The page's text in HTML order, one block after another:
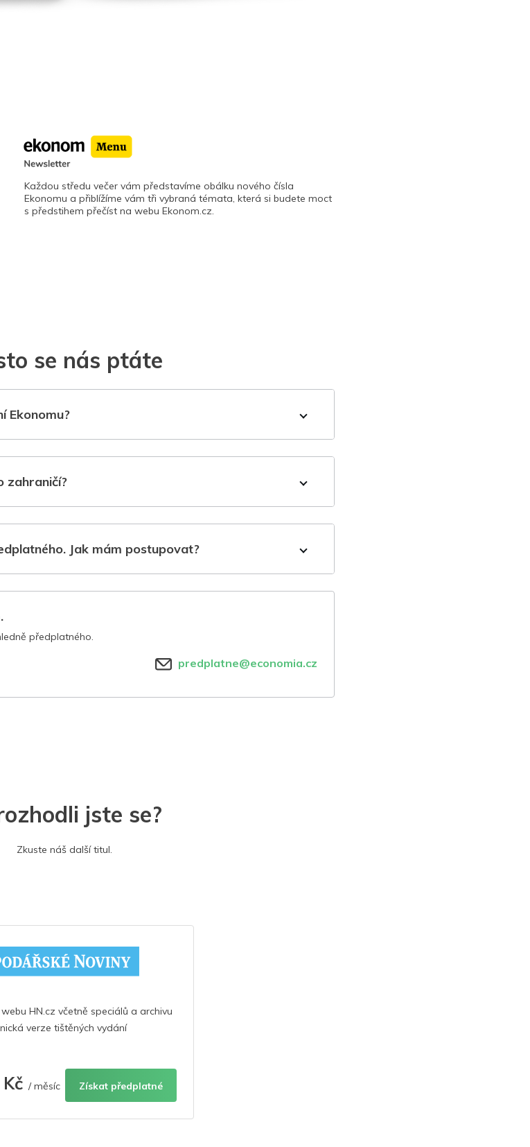
Každou středu večer vám představíme obálku nového čísla
Ekonomu a přiblížíme vám tři vybraná témata, která si budete moct
s předstihem přečíst na webu Ekonom.cz.
se nás ptáte
Ekonomu?
zahraničí?
Jak mám postupovat?
předplatného.
predplatne@economia.cz
jste se?
Zkuste náš další titul.
HN.cz včetně speciálů a archivu
verze tištěných vydání
/ měsíc Získat předplatné